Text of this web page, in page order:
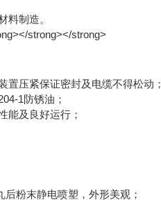
料制造。
置压紧保证密封及电缆不得松动；
1防锈油；
能及良好运行；
粉末静电喷塑，外形美观；